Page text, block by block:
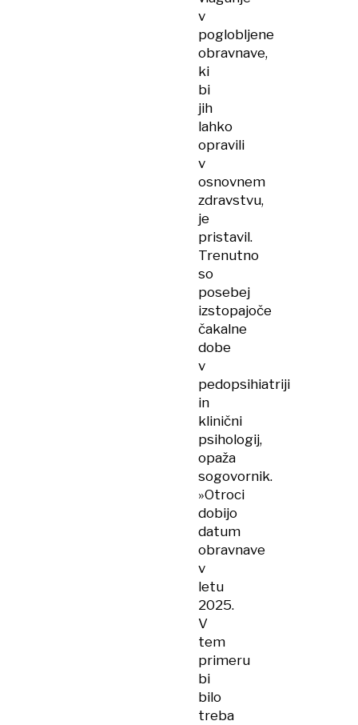
v
poglobljene
obravnave,
ki
bi
jih
lahko
opravili
v
osnovnem
zdravstvu,
je
pristavil.
Trenutno
so
posebej
izstopajoče
čakalne
dobe
v
pedopsihiatriji
in
klinični
psihologij,
opaža
sogovornik.
»Otroci
dobijo
datum
obravnave
v
letu
2025.
V
tem
primeru
bi
bilo
treba